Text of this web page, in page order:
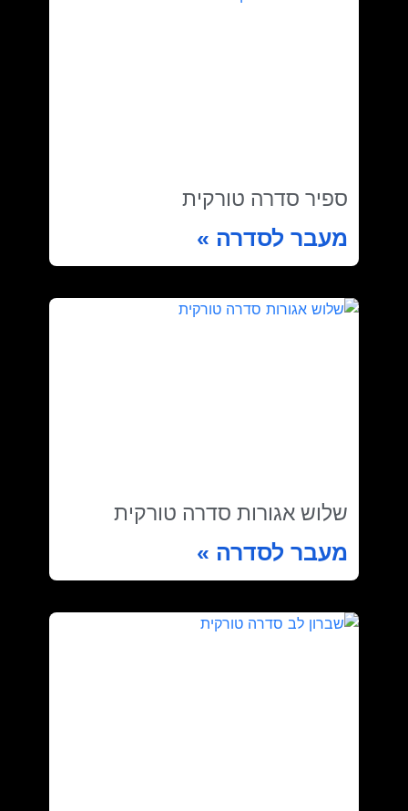
ספיר סדרה טורקית
מעבר לסדרה »
שלוש אגורות סדרה טורקית
מעבר לסדרה »